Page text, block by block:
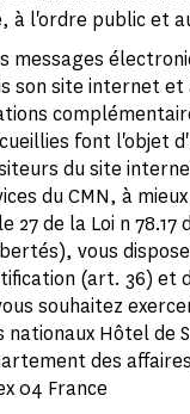
à l'ordre public et
messages
son site internet
font l'objet
du site
du CMN, à
27 de la Loi n
vous
(art. 36) et
souhaitez
nationaux Hôtel de
des
04 France